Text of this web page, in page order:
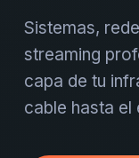
Sistemas,
streaming
capa de tu
cable hasta el